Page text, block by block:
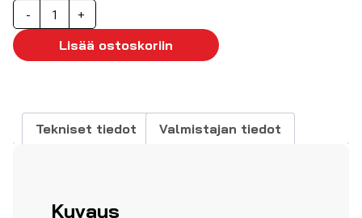
-
LED-
merkkilamppukaluste
230VAC
keltainen
+
Lisää ostoskoriin
Tekniset tiedot Valmistajan tiedot
Kuvaus